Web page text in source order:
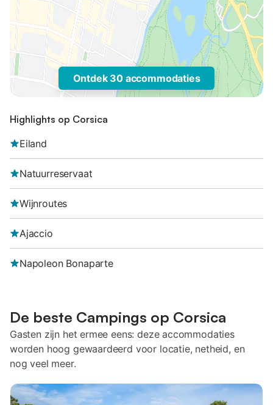
Ontdek 30 accommodaties
Highlights op Corsica
Eiland
Natuurreservaat
Wijnroutes
Ajaccio
Napoleon Bonaparte
De beste Campings op Corsica
Gasten zijn het ermee eens: deze accommodaties
worden hoog gewaardeerd voor locatie, netheid, en
nog veel meer.